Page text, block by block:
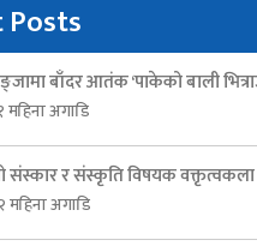
Posts
बाँदर आतंक ‘पाकेको बाली
महिना अगाडि
संस्कार र संस्कृति विषयक वक्तृत्वकला
महिना अगाडि